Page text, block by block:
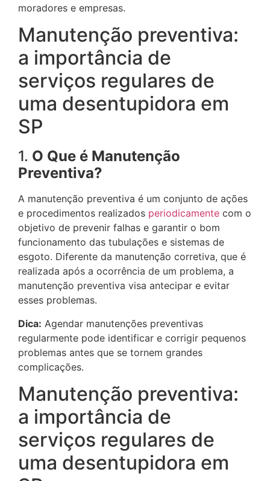
moradores e empresas.
Manutenção preventiva:
a importância de
serviços regulares de
uma desentupidora em
SP
1. O Que é Manutenção
Preventiva?
A manutenção preventiva é um conjunto de ações
e procedimentos realizados periodicamente com o
objetivo de prevenir falhas e garantir o bom
funcionamento das tubulações e sistemas de
esgoto. Diferente da manutenção corretiva, que é
realizada após a ocorrência de um problema, a
manutenção preventiva visa antecipar e evitar
esses problemas.
Dica: Agendar manutenções preventivas
regularmente pode identificar e corrigir pequenos
problemas antes que se tornem grandes
complicações.
Manutenção preventiva:
a importância de
serviços regulares de
uma desentupidora em